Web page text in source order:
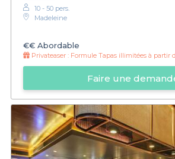
10 - 50 pers.
Madeleine
€€ Abordable
Privateaser : Formule Tapas illimitées à partir
Faire une